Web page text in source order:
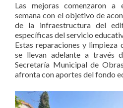
Las mejoras comenzaron a
semana con el objetivo de
de la infraestructura del
específicas del servicio
Estas reparaciones y limpieza
se llevan adelante a través
Secretaría Municipal de
afronta con aportes del fondo